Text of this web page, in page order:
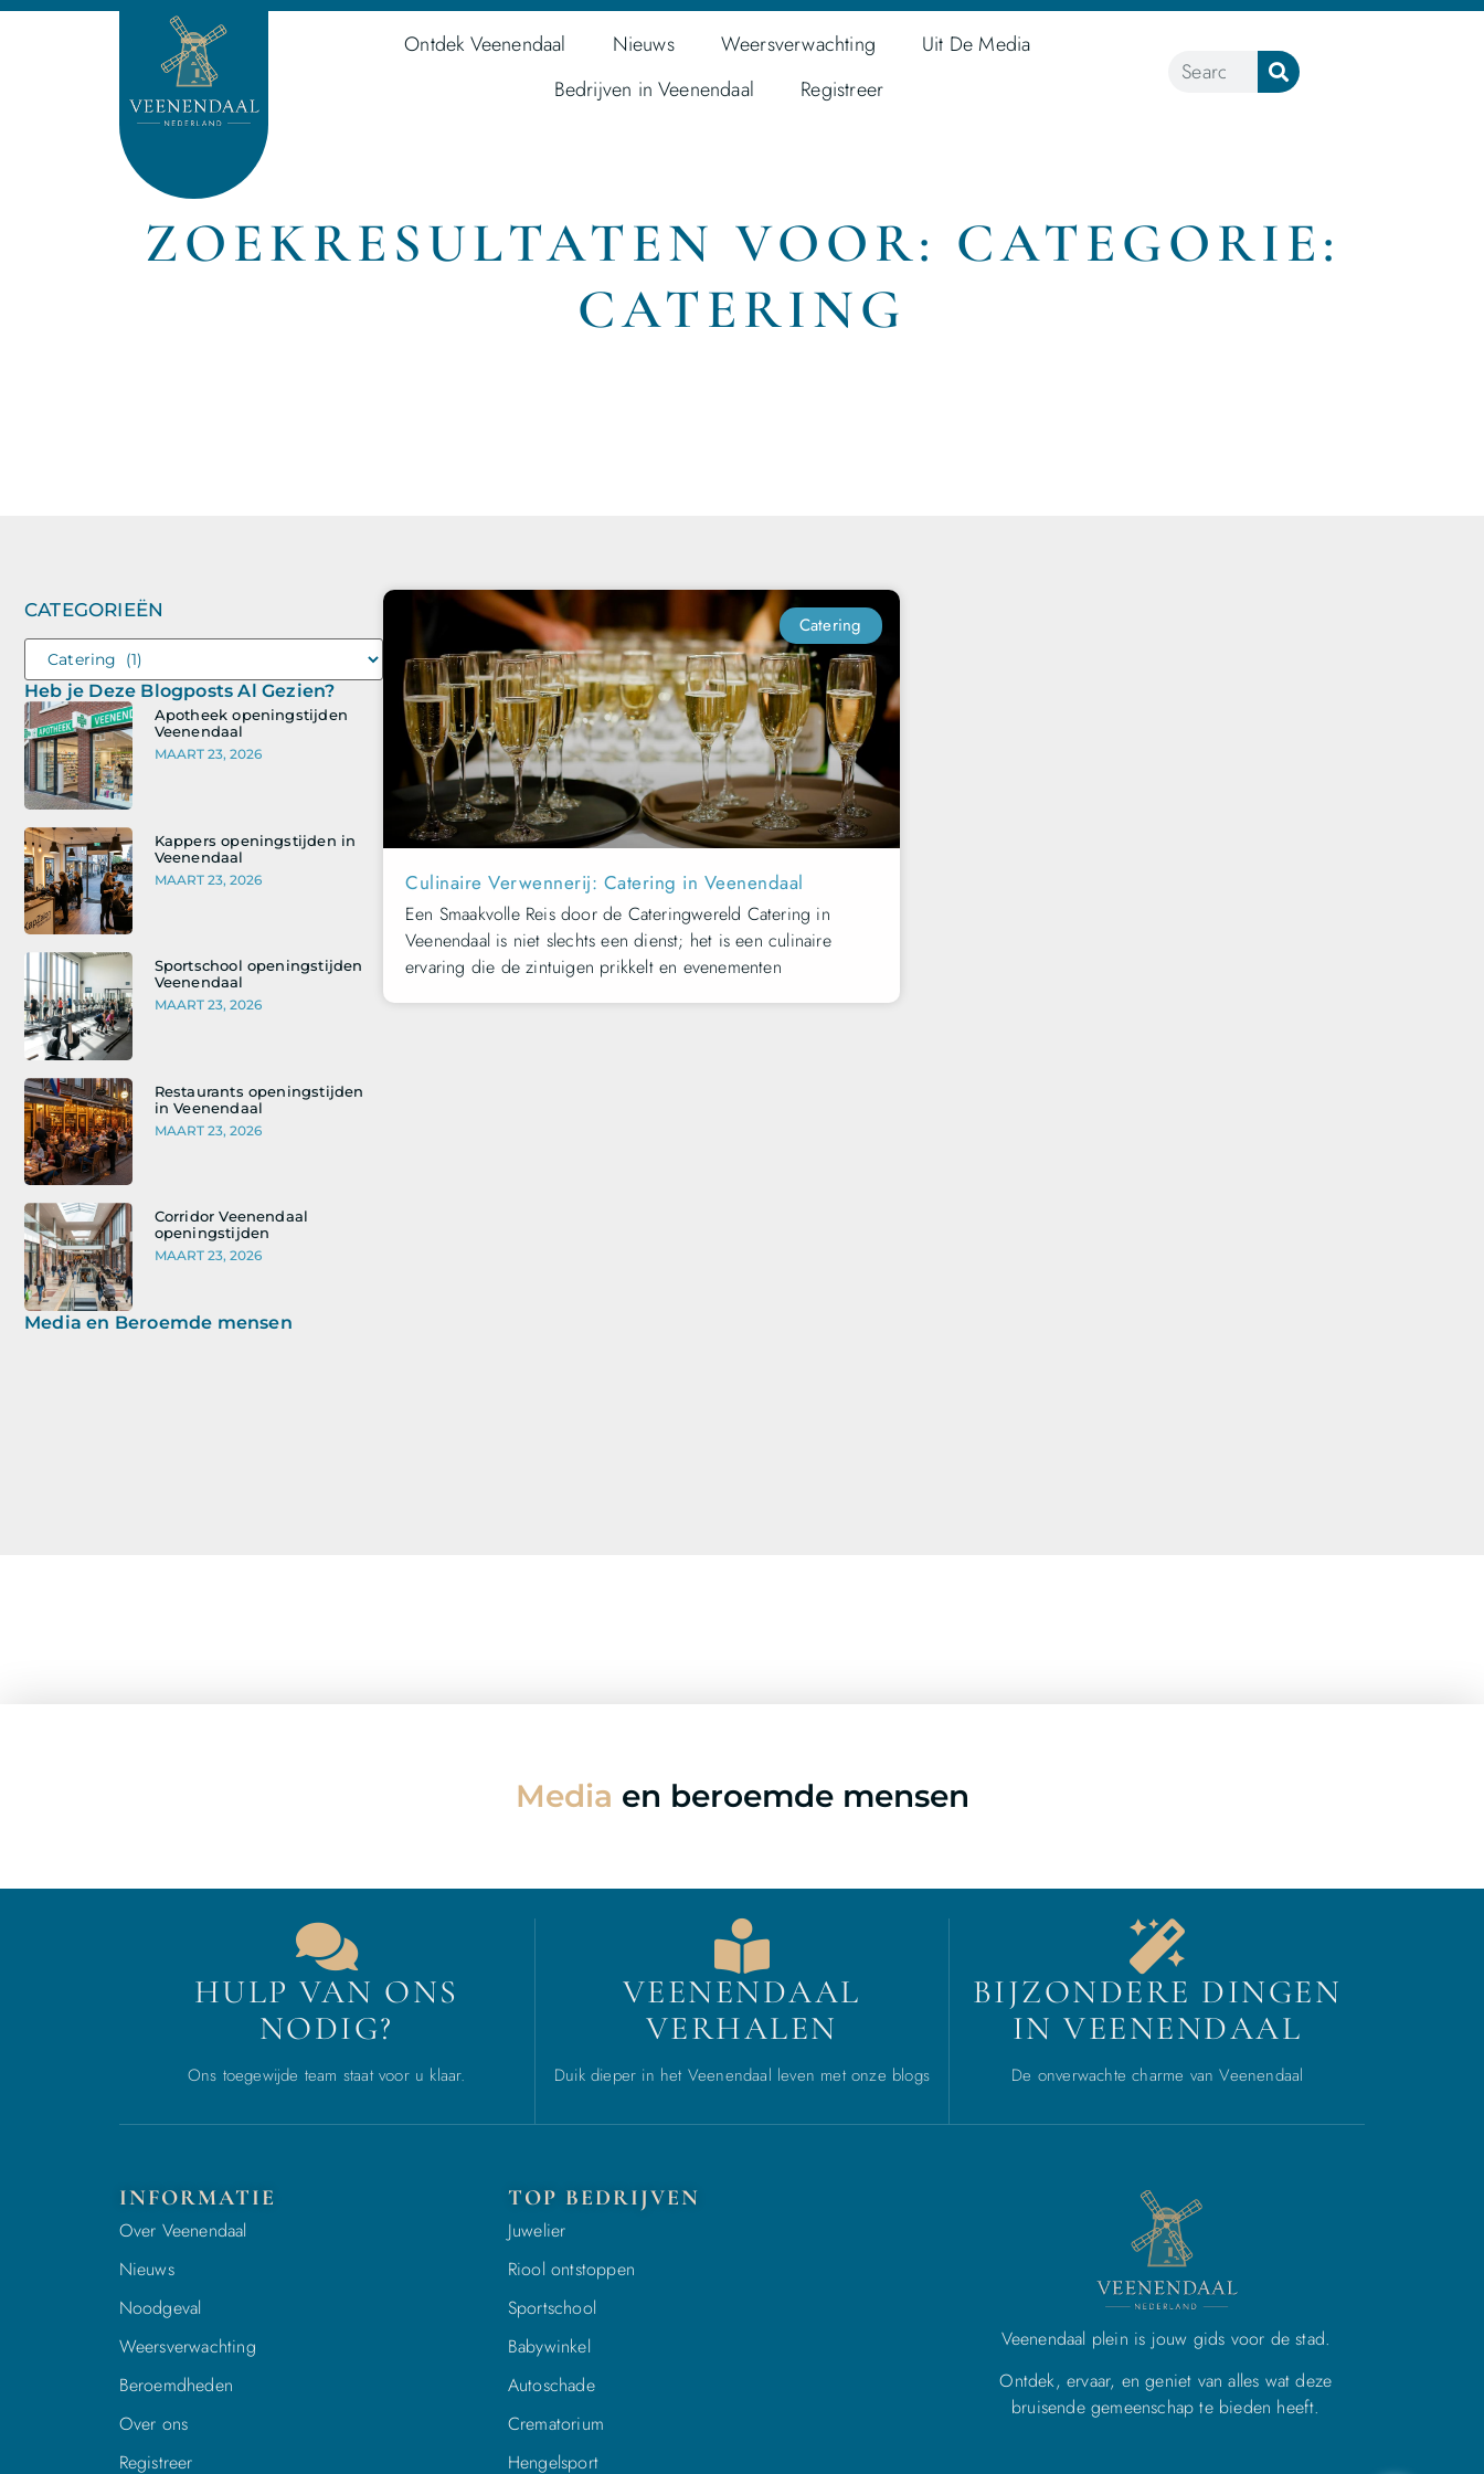
Ontdek Veenendaal Nieuws Weersverwachting
Uit De Media
Bedrijven in Veenendaal
Registreer
ZOEKRESULTATEN VOOR: CATEGORIE:
CATERING
CATEGORIEËN
Heb je Deze Blogposts Al Gezien?
Apotheek openingstijden
Veenendaal
MAART 23, 2026
Kappers openingstijden in
Veenendaal
MAART 23, 2026
Sportschool openingstijden
Veenendaal
MAART 23, 2026
Restaurants openingstijden
in Veenendaal
MAART 23, 2026
Corridor Veenendaal
openingstijden
MAART 23, 2026
Media en Beroemde mensen
Catering
Culinaire Verwennerij: Catering in Veenendaal
Een Smaakvolle Reis door de Cateringwereld Catering in
Veenendaal is niet slechts een dienst; het is een culinaire
ervaring die de zintuigen prikkelt en evenementen
Media en beroemde mensen
HULP VAN ONS
NODIG?
Ons toegewijde team staat voor u klaar.
VEENENDAAL
VERHALEN
Duik dieper in het Veenendaal leven met onze blogs
BIJZONDERE DINGEN
IN VEENENDAAL
De onverwachte charme van Veenendaal
INFORMATIE
Over Veenendaal
Nieuws
Noodgeval
Weersverwachting
Beroemdheden
Over ons
Registreer
TOP BEDRIJVEN
Juwelier
Riool ontstoppen
Sportschool
Babywinkel
Autoschade
Crematorium
Hengelsport
Veenendaal plein is jouw gids voor de stad.
Ontdek, ervaar, en geniet van alles wat deze
bruisende gemeenschap te bieden heeft.